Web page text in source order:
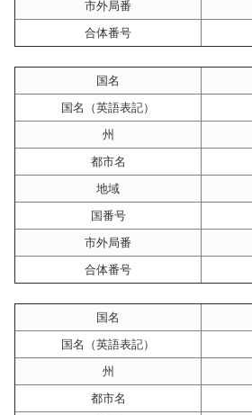
市外局番
合体番号
国名
国名（英語表記）
州
都市名
地域
国番号
市外局番
合体番号
国名
国名（英語表記）
州
都市名